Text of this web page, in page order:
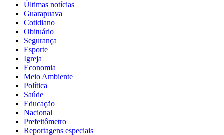
Últimas notícias
Guarapuava
Cotidiano
Obituário
Segurança
Esporte
Igreja
Economia
Meio Ambiente
Política
Saúde
Educação
Nacional
Prefeitômetro
Reportagens especiais